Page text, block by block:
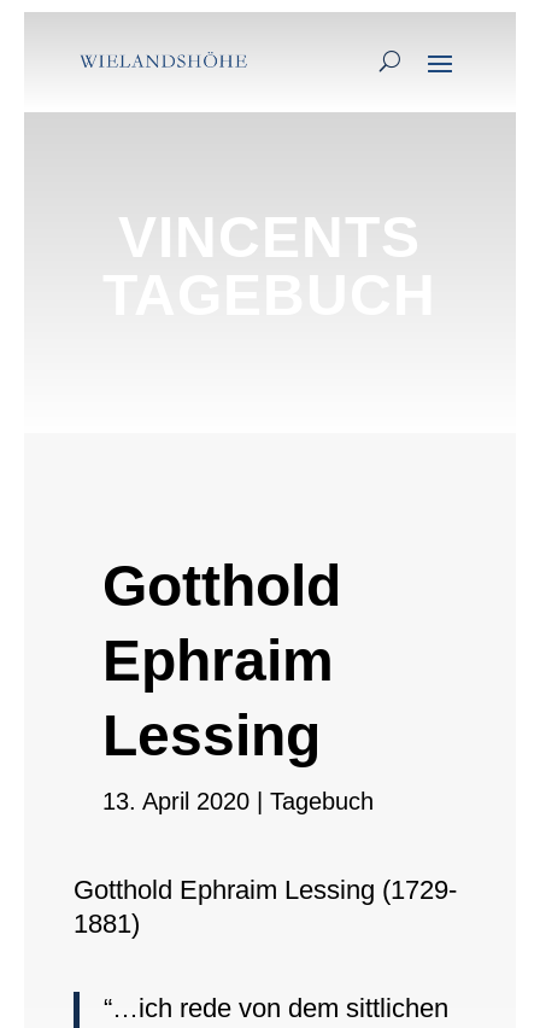
VINCENTS
Gotthold
Ephraim
Lessing
13. April 2020| Tagebuch
Gotthold Ephraim Lessing (1729-
1881)
“…ich rede von dem sittlichen